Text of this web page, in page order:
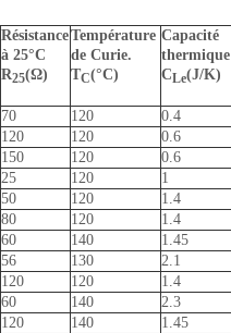
Résistance
à 25°C
R25(Ω)
Température
de Curie.
TC(°C)
Capacité
thermique
CLe(J/K)
70 120 0.4
120 120 0.6
150 120 0.6
25 120 1
50 120 1.4
80 120 1.4
60 140 1.45
56 130 2.1
120 120 1.4
60 140 2.3
120 140 1.45